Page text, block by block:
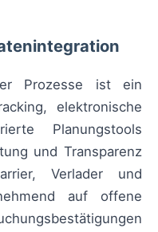
Prozesse ist ein
elektronische
Planungstools
und Transparenz
Verlader und
auf offene